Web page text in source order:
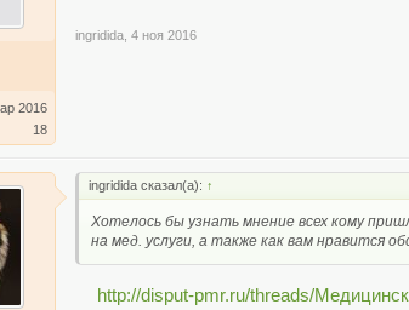
2016
18
ingridida 4 ноя 2016
ingridida сказал(а): ↑
Хотелось бы узнать мнение всех кому
на мед. услуги, а также как вам нравится
http://disput-pmr.ru/threads/